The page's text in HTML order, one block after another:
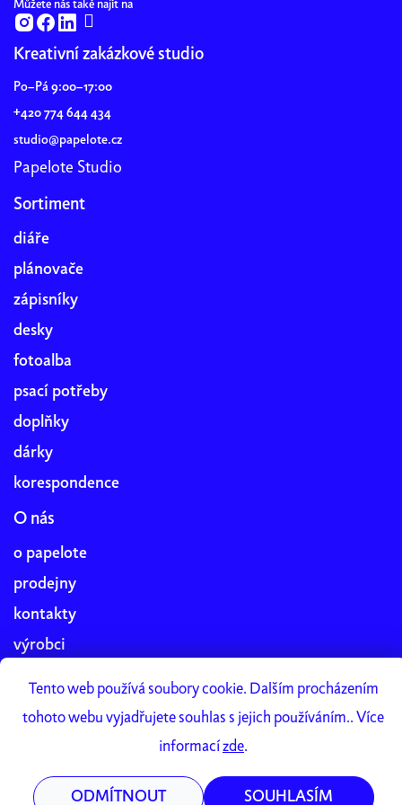
Tento web používá soubory cookie. Dalším procházením
tohoto webu vyjadřujete souhlas s jejich používáním.. Více
informacízde.
ODMÍTNOUT SOUHLASÍM
Můžete nás také najít na
Kreativní zakázkové studio
Po–Pá 9:00–17:00
+420 774 644 434
studio@papelote.cz
Papelote Studio
Sortiment
diáře
plánovače
zápisníky
desky
fotoalba
psací potřeby
doplňky
dárky
korespondence
O nás
o papelote
prodejny
kontakty
výrobci
práce v papelote